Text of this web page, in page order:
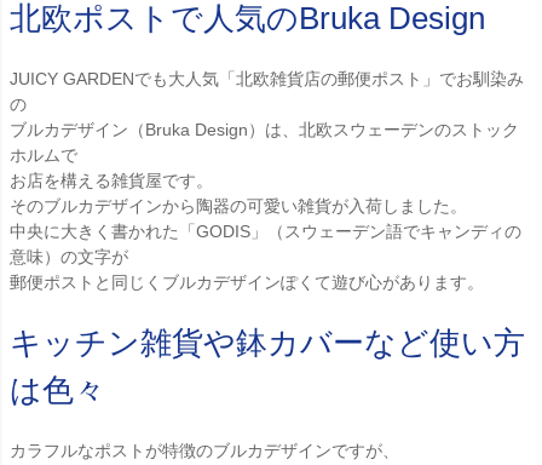
北欧ポストで人気のBruka Design
JUICY GARDENでも大人気「北欧雑貨店の郵便ポスト」でお馴染み
の
ブルカデザイン（Bruka Design）は、北欧スウェーデンのストック
ホルムで
お店を構える雑貨屋です。
そのブルカデザインから陶器の可愛い雑貨が入荷しました。
中央に大きく書かれた「GODIS」（スウェーデン語でキャンディの
意味）の文字が
郵便ポストと同じくブルカデザインぽくて遊び心があります。
キッチン雑貨や鉢カバーなど使い方
は色々
カラフルなポストが特徴のブルカデザインですが、